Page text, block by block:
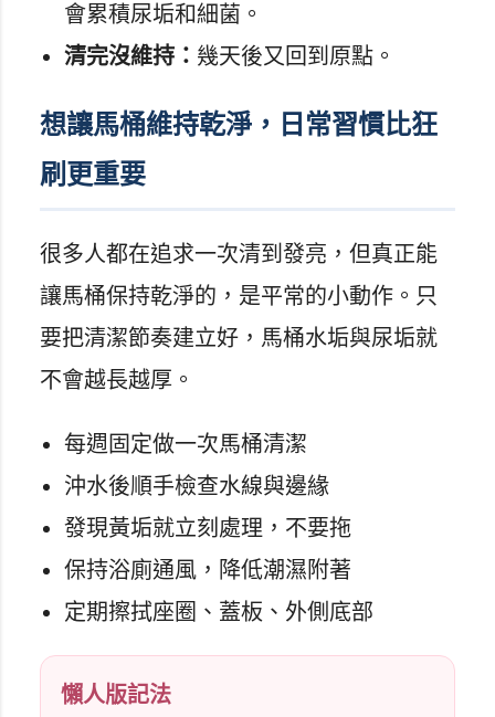
會累積尿垢和細菌。
清完沒維持： 幾天後又回到原點。
想讓馬桶維持乾淨，日常習慣比狂
刷更重要
很多人都在追求一次清到發亮，但真正能
讓馬桶保持乾淨的，是平常的小動作。只
要把清潔節奏建立好，馬桶水垢與尿垢就
不會越長越厚。
每週固定做一次馬桶清潔
沖水後順手檢查水線與邊緣
發現黃垢就立刻處理，不要拖
保持浴廁通風，降低潮濕附著
定期擦拭座圈、蓋板、外側底部
懶人版記法